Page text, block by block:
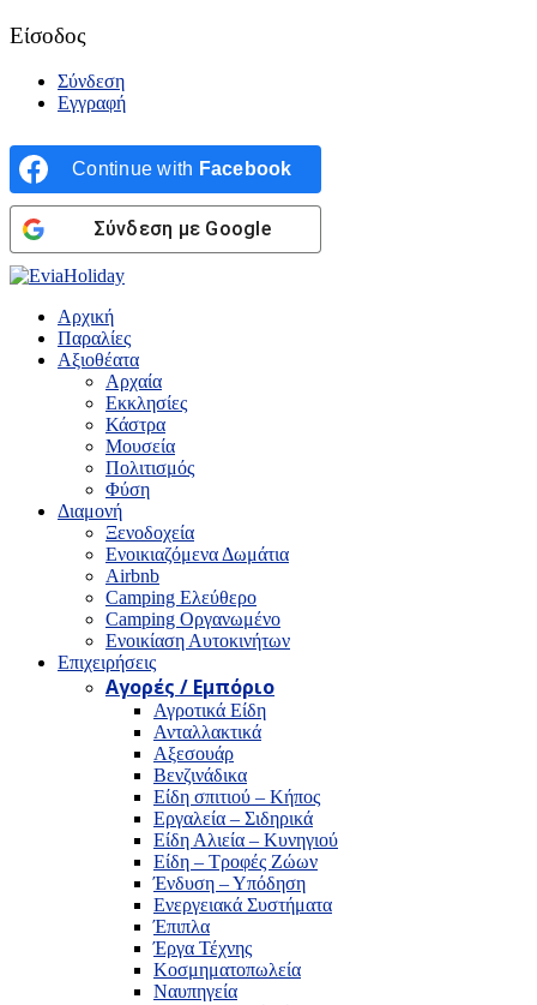
Είσοδος
Σύνδεση
Εγγραφή
Continue with Facebook
Σύνδεση με Google
Αρχική
Παραλίες
Αξιοθέατα
Αρχαία
Εκκλησίες
Κάστρα
Μουσεία
Πολιτισμός
Φύση
Διαμονή
Ξενοδοχεία
Ενοικιαζόμενα Δωμάτια
Airbnb
Camping Ελεύθερο
Camping Οργανωμένο
Ενοικίαση Αυτοκινήτων
Επιχειρήσεις
Αγορές / Εμπόριο
Αγροτικά Είδη
Ανταλλακτικά
Αξεσουάρ
Βενζινάδικα
Είδη σπιτιού – Κήπος
Εργαλεία – Σιδηρικά
Είδη Αλιεία – Κυνηγιού
Είδη – Τροφές Ζώων
Ένδυση – Υπόδηση
Ενεργειακά Συστήματα
Έπιπλα
Έργα Τέχνης
Κοσμηματοπωλεία
Ναυπηγεία